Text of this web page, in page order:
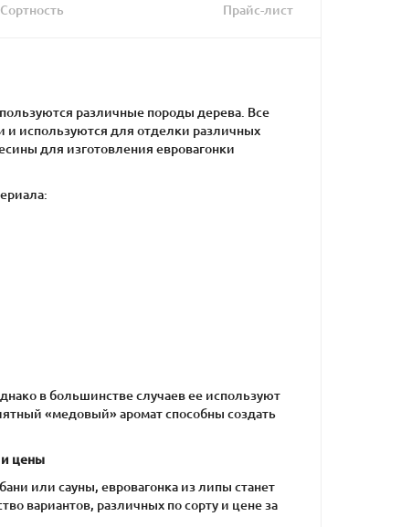
Сортность Прайс-лист
различные породы дерева. Все
и используются для отделки различных
для изготовления евровагонки
в большинстве случаев ее используют
«медовый» аромат способны создать
и цены
или сауны, евровагонка из липы станет
вариантов, различных по сорту и цене за